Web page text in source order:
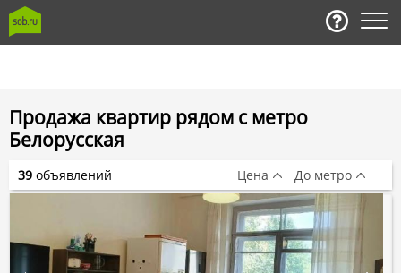
Продажа квартир рядом с метро
Белорусская
39 объявлений Цена До метро